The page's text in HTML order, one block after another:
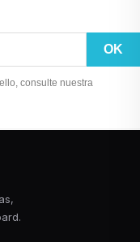
consulte nuestra